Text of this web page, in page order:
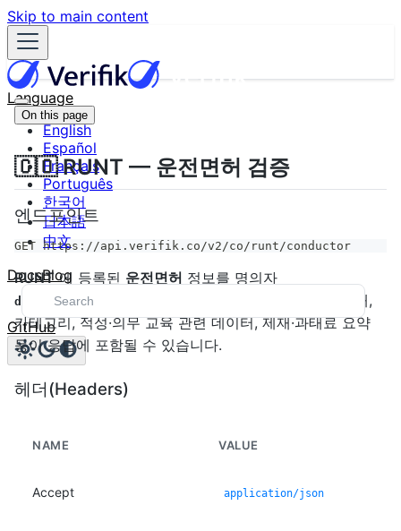
Skip to main content
Language
English
Español
Français
Português
한국어
日本語
中文
DocsBlog
GitHub
On this page
🇨🇴 RUNT — 운전면허 검증
엔드포인트
GET https://api.verifik.co/v2/co/runt/conductor
RUNT에 등록된 운전면허 정보를 명의자
documentType
로 조회합니다. 면허 상태,
카테고리, 적성·의무 교육 관련 데이터, 제재·과태료 요약
등이 응답에 포함될 수 있습니다.
헤더(Headers)
NAME VALUE
Accept application/json